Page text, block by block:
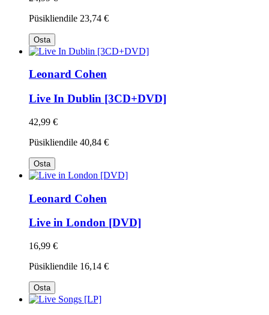
Püsikliendile 23,74 €
Osta
Leonard Cohen
Live In Dublin [3CD+DVD]
42,99 €
Püsikliendile 40,84 €
Osta
Leonard Cohen
Live in London [DVD]
16,99 €
Püsikliendile 16,14 €
Osta